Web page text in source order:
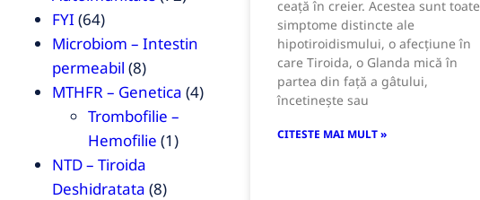
FYI (64)
Microbiom – Intestin
permeabil (8)
MTHFR – Genetica (4)
Trombofilie –
Hemofilie (1)
NTD – Tiroida
Deshidratata (8)
ceață în creier. Acestea sunt toate
simptome distincte ale
hipotiroidismului, o afecțiune în
care Tiroida, o Glanda mică în
partea din față a gâtului,
încetinește sau
CITESTE MAI MULT »